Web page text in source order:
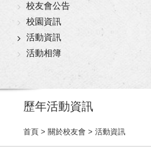
校友會公告
校園資訊
活動資訊
活動相簿
歷年活動資訊
首頁 > 關於校友會 > 活動資訊